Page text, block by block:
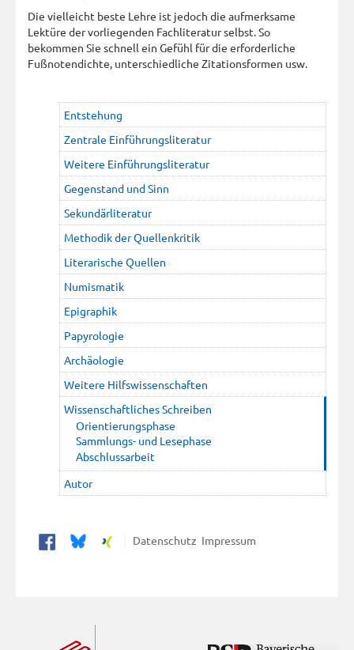
Die vielleicht beste Lehre ist jedoch die aufmerksame
Lektüre der vorliegenden Fachliteratur selbst. So
bekommen Sie schnell ein Gefühl für die erforderliche
Fußnotendichte, unterschiedliche Zitationsformen usw.
Entstehung
Zentrale Einführungsliteratur
Weitere Einführungsliteratur
Gegenstand und Sinn
Sekundärliteratur
Methodik der Quellenkritik
Literarische Quellen
Numismatik
Epigraphik
Papyrologie
Archäologie
Weitere Hilfswissenschaften
Wissenschaftliches Schreiben
Orientierungsphase
Sammlungs- und Lesephase
Abschlussarbeit
Autor
Datenschutz Impressum